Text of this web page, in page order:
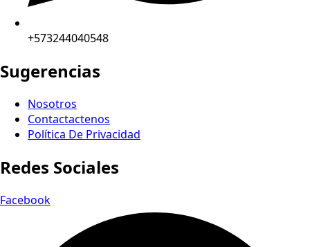
+573244040548
Sugerencias
Nosotros
Contactactenos
Política De Privacidad
Redes Sociales
Facebook